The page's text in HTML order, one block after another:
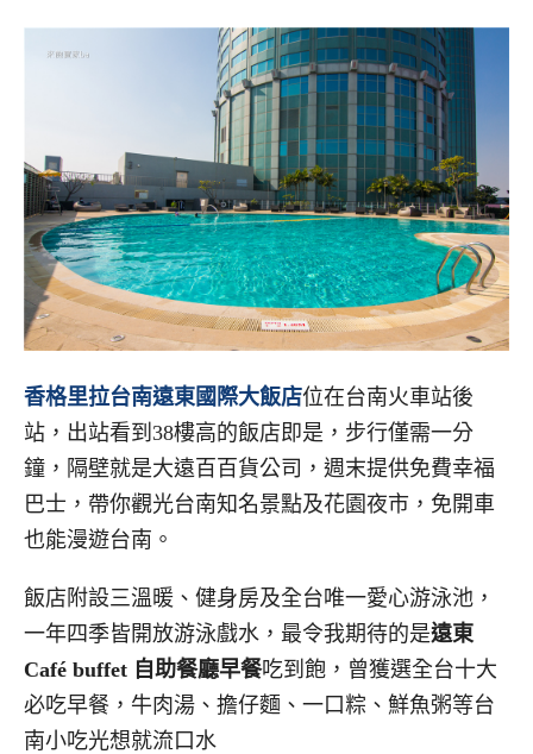
香格里拉台南遠東國際大飯店位在台南火車站後
站，出站看到38樓高的飯店即是，步行僅需一分
鐘，隔壁就是大遠百百貨公司，週末提供免費幸福
巴士，帶你觀光台南知名景點及花園夜市，免開車
也能漫遊台南。
飯店附設三溫暖、健身房及全台唯一愛心游泳池，
一年四季皆開放游泳戲水，最令我期待的是遠東
Café buffet 自助餐廳早餐吃到飽，曾獲選全台十大
必吃早餐，牛肉湯、擔仔麵、一口粽、鮮魚粥等台
南小吃光想就流口水